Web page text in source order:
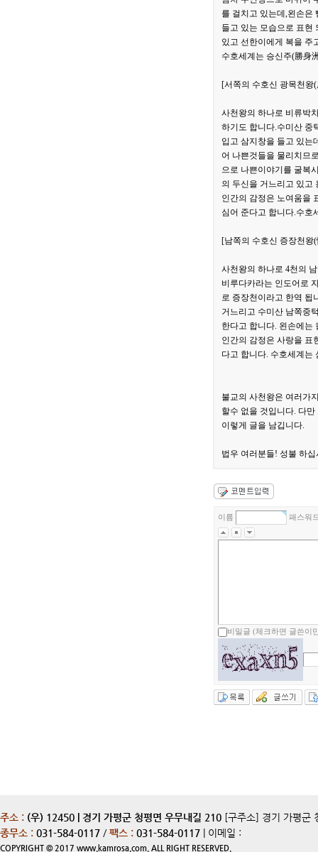
를 걸치고 있는데,왼손은
들고 있는 모습으로 표현
있고 선한이에게 복을 주
수호세계는 승신주(勝身
[서쪽의 수호신 광목천왕
사천왕의 하나로 비류박
하기도 합니다.수미산 중
입고 삼지창을 들고 있는
어 나쁜것들을 물리치므
으로 나쁜이야기를 굴복
의 두신을 거느리고 있고
인간의 감정은 노여움을
심어 준다고 합니다.수호
[남쪽의 수호신 증장천왕
사천왕의 하나로 4천의
비루다카라는 인도어로
로 증장천이라고 한역 됩
거느리고 수미산 남쪽중
한다고 합니다. 왼손에는
인간의 감정은 사랑을 표
다고 합니다. 수호세계는
불교의 사천왕은 여러가
할수 없을 것입니다. 다
이렇게 글을 남깁니다.
법우 여러분들! 성불 하십
이름 패스워
비밀글 (체크하면 글쓴이
주소 : (우) 12450 | 경기 가평군 청평면 우무내길 210 [구주소] 경기 가평군
종무소 : 031-584-0117 / 팩스 : 031-584-0117 | 이메일 :
COPYRIGHT © 2017 www.kamrosa.com. ALL RIGHT RESERVED.